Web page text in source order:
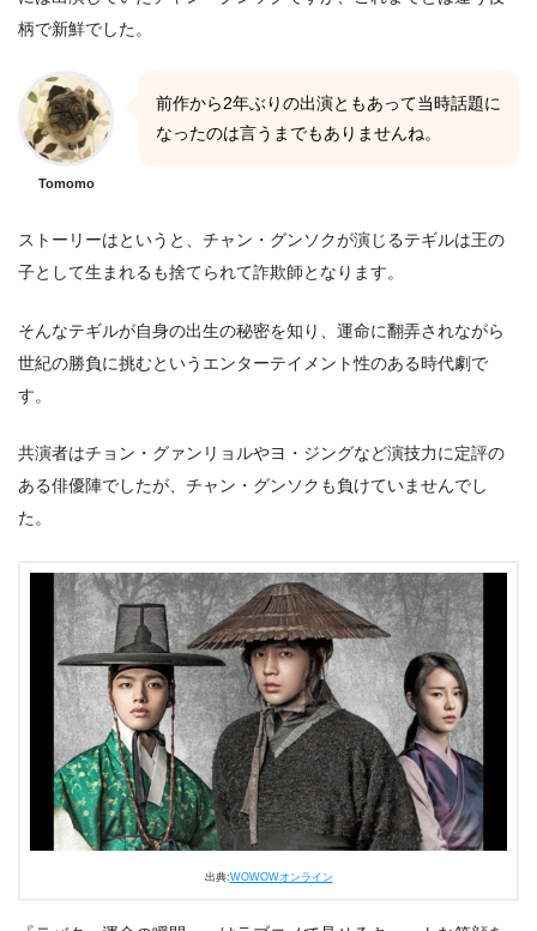
柄で新鮮でした。
Tomomo
前作から2年ぶりの出演ともあって当時話題に
なったのは言うまでもありませんね。
ストーリーはというと、チャン・グンソクが演じるテギルは王の
子として生まれるも捨てられて詐欺師となります。
そんなテギルが自身の出生の秘密を知り、運命に翻弄されながら
世紀の勝負に挑むというエンターテイメント性のある時代劇で
す。
共演者はチョン・グァンリョルやヨ・ジングなど演技力に定評の
ある俳優陣でしたが、チャン・グンソクも負けていませんでし
た。
出典:WOWOWオンライン